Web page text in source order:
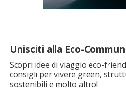
Unisciti alla Eco-
Scopri idee di viaggio eco-
consigli per vivere green,
sostenibili e molto altro!